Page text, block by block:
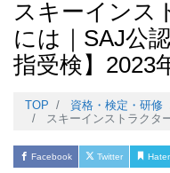
スキーインス
には｜SAJ公
指受検】2023
TOP 資格・検定・研修
スキーインストラクターになる
Facebook Twitter